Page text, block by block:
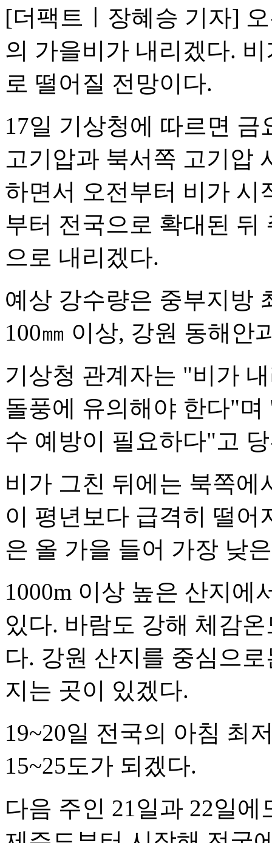
[더팩트ㅣ장혜승 기자]
의 가을비가 내리겠다.
로 떨어질 전망이다.
17일 기상청에 따르면
고기압과 북서쪽 고기압
하면서 오전부터 비가 시
부터 전국으로 확대된 뒤
으로 내리겠다.
예상 강수량은 중부지방
100㎜ 이상, 강원 동해안
기상청 관계자는 "비가
돌풍에 유의해야 한다"
수 예방이 필요하다"고
비가 그친 뒤에는 북쪽에
이 평년보다 급격히 떨어
은 올 가을 들어 가장 낮
1000m 이상 높은 산지에
있다. 바람도 강해 체감
다. 강원 산지를 중심으
지는 곳이 있겠다.
19~20일 전국의 아침 최
15~25도가 되겠다.
다음 주인 21일과 22일